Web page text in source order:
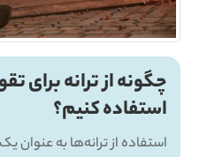
چگونه از ترانه برای
استفاده کنیم؟
استفاده از ترانه‌ها به عنوان